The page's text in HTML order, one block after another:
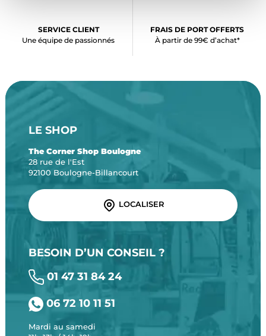
SERVICE CLIENT
Une équipe de passionnés
FRAIS DE PORT OFFERTS
À partir de 99€ d’achat*
LE SHOP
The Corner Shop Boulogne
28 rue de l'Est
92100 Boulogne-Billancourt
LOCALISER
BESOIN D’UN CONSEIL ?
01 47 31 84 24
06 72 10 11 51
Mardi au samedi